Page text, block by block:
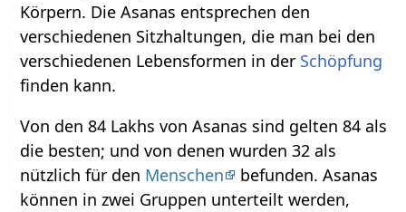
Körpern. Die Asanas entsprechen den
verschiedenen Sitzhaltungen, die man bei den
verschiedenen Lebensformen in der Schöpfung
finden kann.
Von den 84 Lakhs von Asanas sind gelten 84 als
die besten; und von denen wurden 32 als
nützlich für den Menschen
befunden. Asanas
können in zwei Gruppen unterteilt werden,